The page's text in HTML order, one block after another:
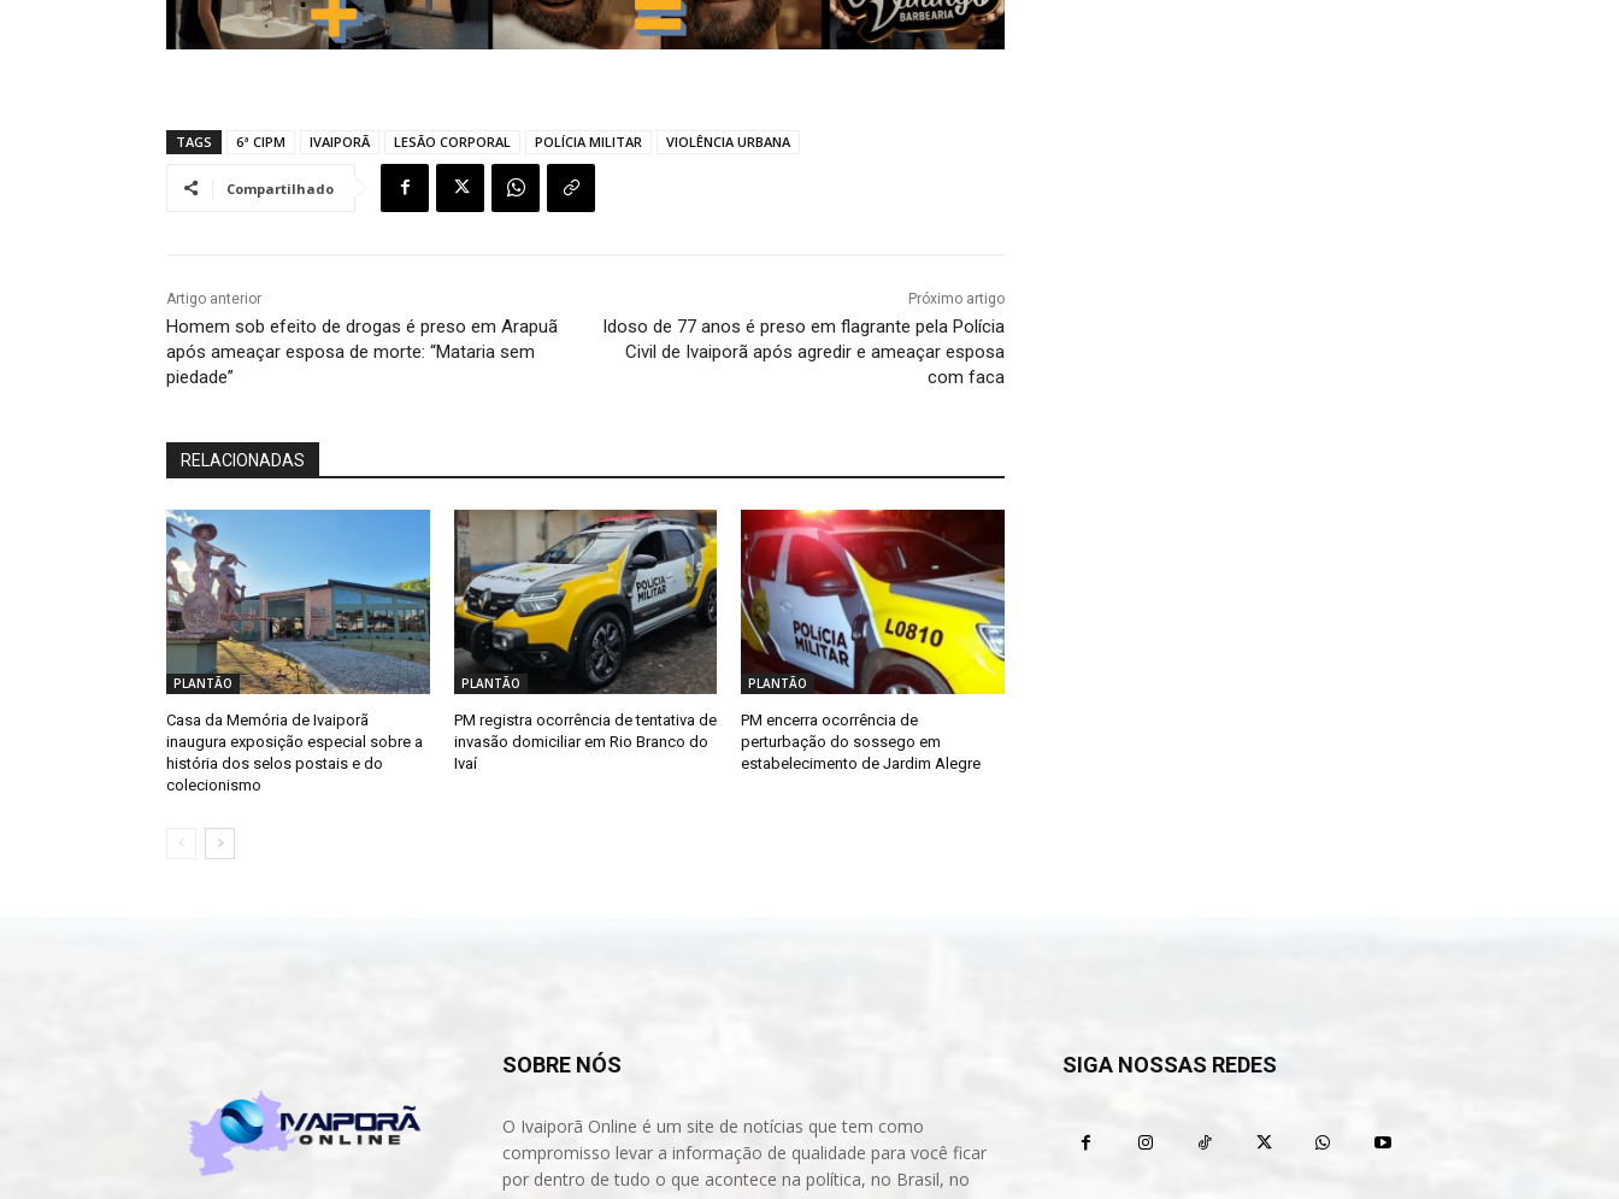
TAGS 6ª CIPM IVAIPORÃ LESÃO CORPORAL POLÍCIA MILITAR VIOLÊNCIA URBANA
Compartilhado
Artigo anterior
Homem sob efeito de drogas é preso em Arapuã
após ameaçar esposa de morte: “Mataria sem
piedade”
Próximo artigo
Idoso de 77 anos é preso em flagrante pela Polícia
Civil de Ivaiporã após agredir e ameaçar esposa
com faca
RELACIONADAS
PLANTÃO
Casa da Memória de Ivaiporã
inaugura exposição especial sobre a
história dos selos postais e do
colecionismo
PLANTÃO
PM registra ocorrência de tentativa de
invasão domiciliar em Rio Branco do
Ivaí
PLANTÃO
PM encerra ocorrência de
perturbação do sossego em
estabelecimento de Jardim Alegre
SOBRE NÓS
O Ivaiporã Online é um site de notícias que tem como
compromisso levar a informação de qualidade para você ficar
por dentro de tudo o que acontece na política, no Brasil, no
SIGA NOSSAS REDES